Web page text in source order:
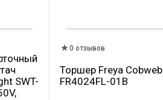
SWT-
0 отзывов
Торшер Freya Cobweb
FR4024FL-01B